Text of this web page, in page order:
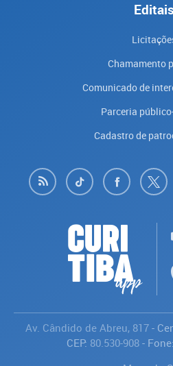
Editais
Chamamento
Comunicado de
Parceria
Cadastro de
Av. Cândido de Abreu, 817-
CEP: 80.530-908- Fone: